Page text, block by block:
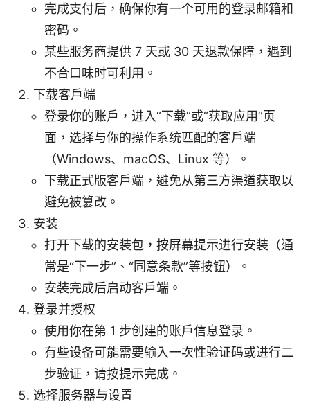
完成支付后，确保你有一个可用的登录邮箱和
密码。
某些服务商提供 7 天或 30 天退款保障，遇到
不合口味时可利用。
下载客户端
登录你的账户，进入“下载”或“获取应用”页
面，选择与你的操作系统匹配的客户端
（Windows、macOS、Linux 等）。
下载正式版客户端，避免从第三方渠道获取以
避免被篡改。
安装
打开下载的安装包，按屏幕提示进行安装（通
常是“下一步”、“同意条款”等按钮）。
安装完成后启动客户端。
登录并授权
使用你在第 1 步创建的账户信息登录。
有些设备可能需要输入一次性验证码或进行二
步验证，请按提示完成。
选择服务器与设置